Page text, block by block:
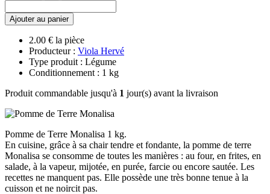
Ajouter au panier
2.00 € la pièce
Producteur : Viola Hervé
Type produit : Légume
Conditionnement : 1 kg
Produit commandable jusqu'à 1 jour(s) avant la livraison
Pomme de Terre Monalisa 1 kg.
En cuisine, grâce à sa chair tendre et fondante, la pomme de terre
Monalisa se consomme de toutes les manières : au four, en frites, en
salade, à la vapeur, mijotée, en purée, farcie ou encore sautée. Les
recettes ne manquent pas. Elle possède une très bonne tenue à la
cuisson et ne noircit pas.